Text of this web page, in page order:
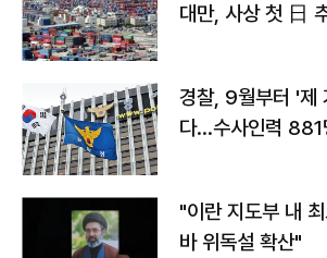
대만, 사상 첫 日
경찰, 9월부터 '제
다…수사인력 881
"이란 지도부 내
바 위독설 확산"